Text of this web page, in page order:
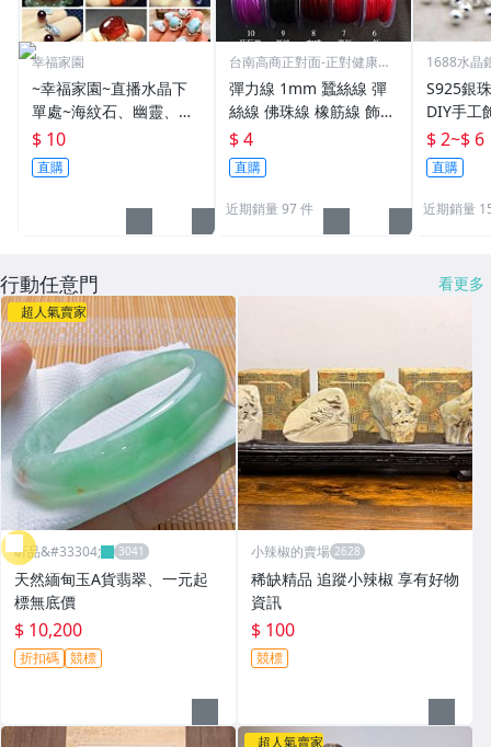
幸福家園
~幸福家園~直播水晶下
單處~海紋石、幽靈、碧
玉、緬甸玉、碧璽、葡萄
石、海藍寶、天河石、紅
石榴、髮晶、鈦金、勿直
$ 10
直購
台南高商正對面-正對健康路
校門
彈力線 1mm 蠶絲線 彈
絲線 佛珠線 橡筋線 飾品
線 扁絲線 串珠彈性線#
水晶#飾品#配件#手工di
y材料
$ 4
直購
近期銷量 97 件
1688水晶
S925銀
DIY手工
$ 2~$ 6
直購
近期銷量
行動任意門 看更多
超人氣賣家
昕品&#33304;
天然緬甸玉A貨翡翠、一元起
標無底價
$ 10,200
折扣碼 競標
小辣椒的賣場
稀缺精品 追蹤小辣椒 享有好物
資訊
$ 100
競標
超人氣賣家